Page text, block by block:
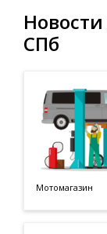
СПб
Мотомагазин